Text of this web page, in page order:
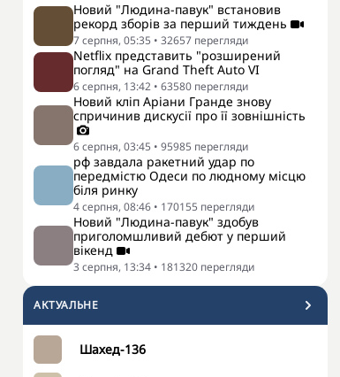
Новий "Людина-павук" встановив
рекорд зборів за перший тиждень
7 серпня, 05:35 • 32657 перегляди
Netflix представить "розширений
погляд" на Grand Theft Auto VI
6 серпня, 13:42 • 63580 перегляди
Новий кліп Аріани Гранде знову
спричинив дискусії про її зовнішність
6 серпня, 03:45 • 95985 перегляди
рф завдала ракетний удар по
передмістю Одеси по людному місцю
біля ринку
4 серпня, 08:46 • 170155 перегляди
Новий "Людина-павук" здобув
приголомшливий дебют у перший
вікенд
3 серпня, 13:34 • 181320 перегляди
АКТУАЛЬНЕ
Шахед-136